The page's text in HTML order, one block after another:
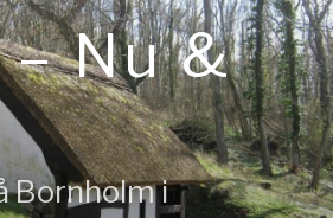
– Nu &
Bornholm i